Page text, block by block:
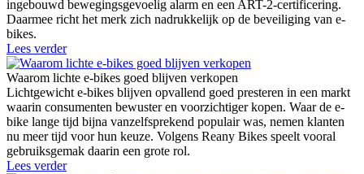
ingebouwd bewegingsgevoelig alarm en een ART-2-certificering.
Daarmee richt het merk zich nadrukkelijk op de beveiliging van e-
bikes.
Lees verder
Waarom lichte e-bikes goed blijven verkopen
Lichtgewicht e-bikes blijven opvallend goed presteren in een markt
waarin consumenten bewuster en voorzichtiger kopen. Waar de e-
bike lange tijd bijna vanzelfsprekend populair was, nemen klanten
nu meer tijd voor hun keuze. Volgens Reany Bikes speelt vooral
gebruiksgemak daarin een grote rol.
Lees verder